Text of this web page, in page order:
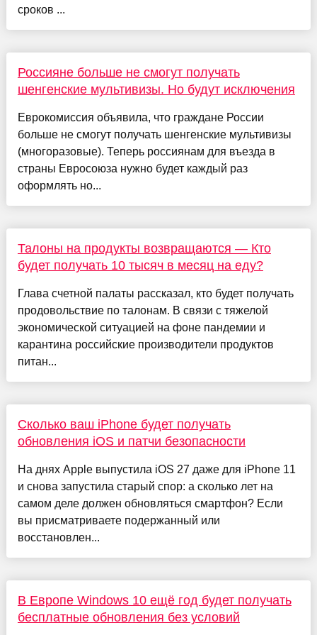
сроков ...
Россияне больше не смогут получать
шенгенские мультивизы. Но будут исключения
Еврокомиссия объявила, что граждане России
больше не смогут получать шенгенские мультивизы
(многоразовые). Теперь россиянам для въезда в
страны Евросоюза нужно будет каждый раз
оформлять но...
Талоны на продукты возвращаются — Кто
будет получать 10 тысяч в месяц на еду?
Глава счетной палаты рассказал, кто будет получать
продовольствие по талонам. В связи с тяжелой
экономической ситуацией на фоне пандемии и
карантина российские производители продуктов
питан...
Сколько ваш iPhone будет получать
обновления iOS и патчи безопасности
На днях Apple выпустила iOS 27 даже для iPhone 11
и снова запустила старый спор: а сколько лет на
самом деле должен обновляться смартфон? Если
вы присматриваете подержанный или
восстановлен...
В Европе Windows 10 ещё год будет получать
бесплатные обновления без условий